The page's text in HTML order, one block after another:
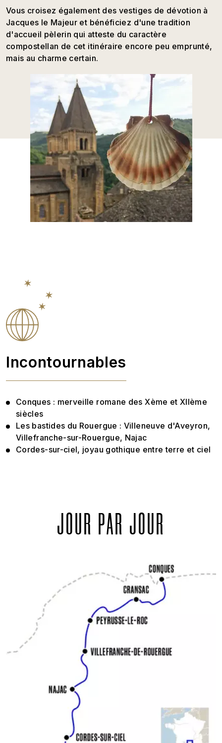
Vous croisez également des vestiges de dévotion à
Jacques le Majeur et bénéficiez d'une tradition
d'accueil pèlerin qui atteste du caractère
compostellan de cet itinéraire encore peu emprunté,
mais au charme certain.
Incontournables
Conques : merveille romane des Xème et XIIème
siècles
Les bastides du Rouergue : Villeneuve d'Aveyron,
Villefranche-sur-Rouergue, Najac
Cordes-sur-ciel, joyau gothique entre terre et ciel
JOUR PAR JOUR